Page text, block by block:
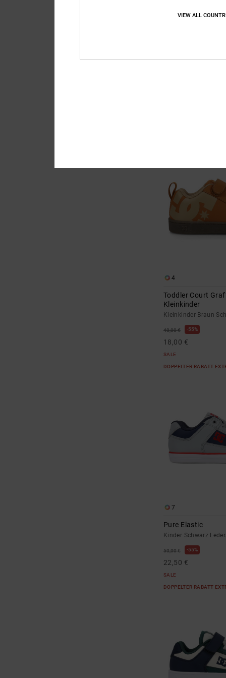
4
4
Toddler Court
Kleinkinder
Kleinkinder Braun
40,00 € 55%
18,00 €
SALE
DOPPELTER RABATT
7
Pure Elastic
Kinder Schwarz
50,00 € 55%
22,50 €
SALE
DOPPELTER RABATT
VIEW ALL